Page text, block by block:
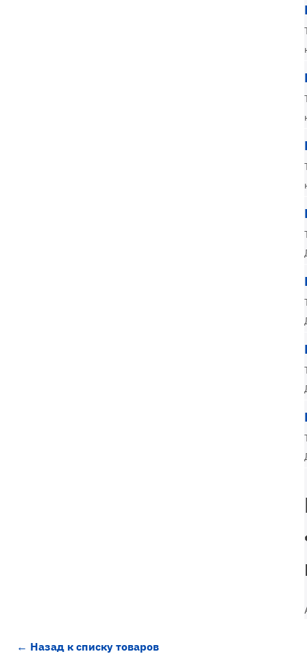
← Назад к списку товаров